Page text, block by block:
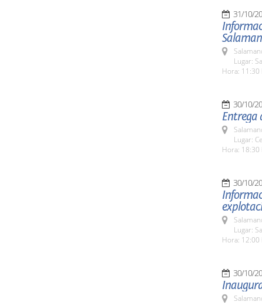
31/10/
Lugar:
Hora: 11:30
30/10/
Entrega
Lugar:
Hora: 18:30
30/10/
Lugar:
Hora: 12:00
30/10/